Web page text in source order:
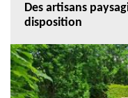
Des artisans
disposition